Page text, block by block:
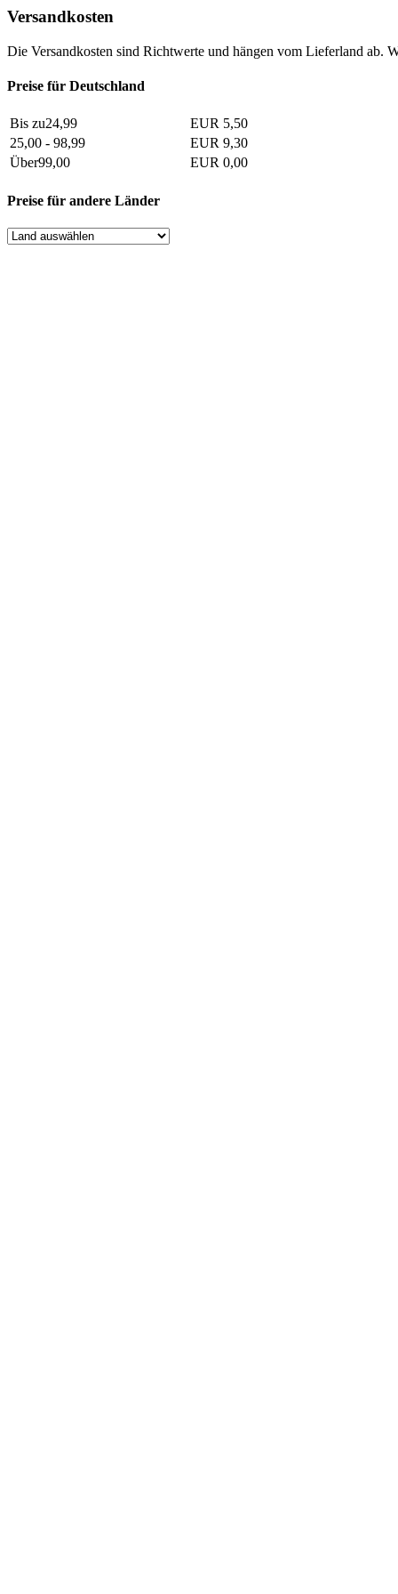
Versandkosten
Die Versandkosten sind Richtwerte und hängen vom Lieferland ab.
Preise für Deutschland
Bis zu24,99
EUR 5,50
25,00 - 98,99
EUR 9,30
Über99,00
EUR 0,00
Preise für andere Länder